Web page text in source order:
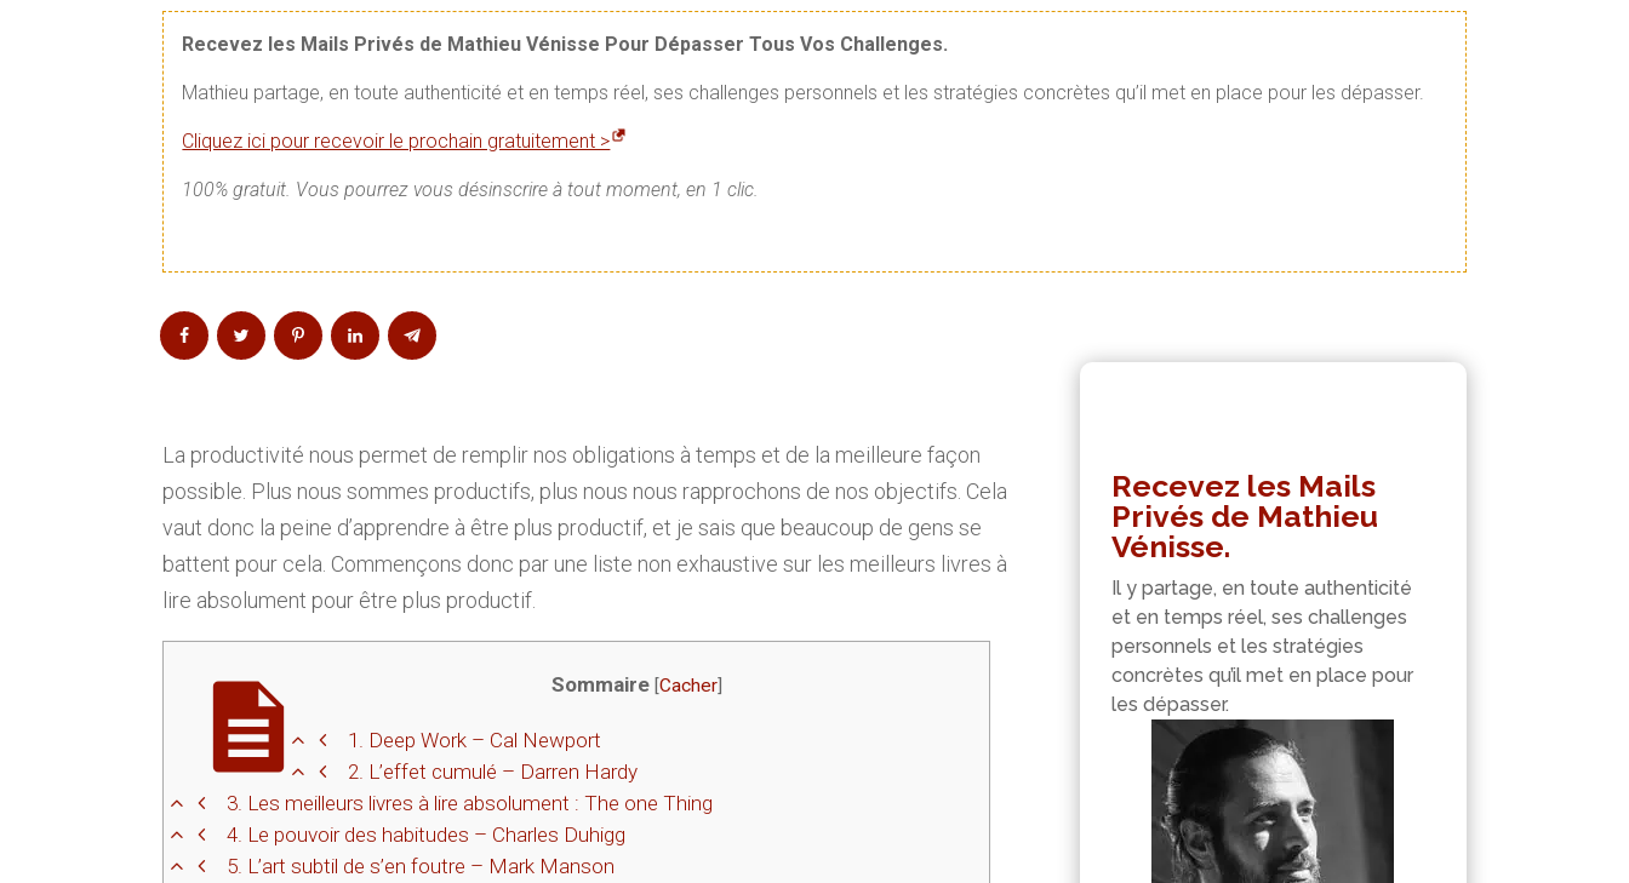
Recevez les Mails Privés de Mathieu Vénisse Pour Dépasser Tous Vos Challenges.
Mathieu partage, en toute authenticité et en temps réel, ses challenges personnels et les stratégies concrètes qu’il met en place pour les dépasser.
Cliquez ici pour recevoir le prochain gratuitement >
100% gratuit. Vous pourrez vous désinscrire à tout moment, en 1 clic.
La productivité nous permet de remplir nos obligations à temps et de la meilleure façon
possible. Plus nous sommes productifs, plus nous nous rapprochons de nos objectifs. Cela
vaut donc la peine d’apprendre à être plus productif, et je sais que beaucoup de gens se
battent pour cela. Commençons donc par une liste non exhaustive sur les meilleurs livres à
lire absolument pour être plus productif.
Sommaire [Cacher]
1.
Deep Work – Cal Newport
2. L’effet cumulé – Darren Hardy
3. Les meilleurs livres à lire absolument : The one Thing
4. Le pouvoir des habitudes – Charles Duhigg
5. L’art subtil de s’en foutre – Mark Manson
Recevez les Mails
Privés de Mathieu
Vénisse.
Il y partage, en toute authenticité
et en temps réel, ses challenges
personnels et les stratégies
concrètes qu’il met en place pour
les dépasser.